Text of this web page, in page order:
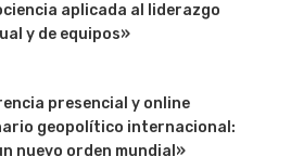
aplicada al liderazgo
y de equipos»
presencial y online
geopolítico internacional:
nuevo orden mundial»